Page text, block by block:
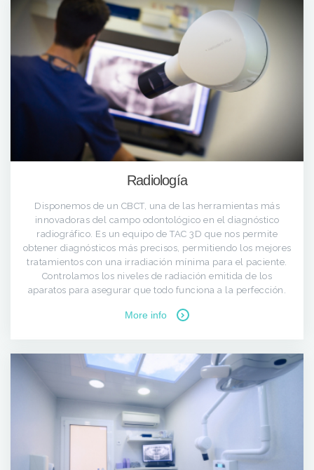
Radiología
Disponemos de un CBCT, una de las herramientas más
innovadoras del campo odontológico en el diagnóstico
radiográfico. Es un equipo de TAC 3D que nos permite
obtener diagnósticos más precisos, permitiendo los mejores
tratamientos con una irradiación mínima para el paciente.
Controlamos los niveles de radiación emitida de los
aparatos para asegurar que todo funciona a la perfección.
More info